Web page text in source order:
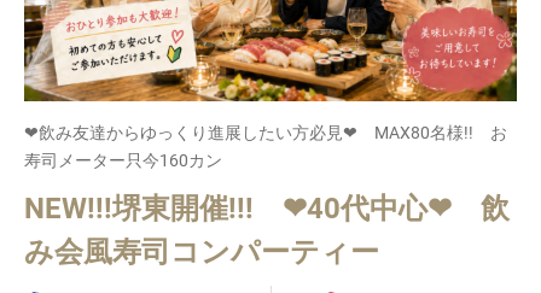
❤飲み友達からゆっくり進展したい方必見❤ MAX80名様!! お
寿司メーター只今160カン
NEW!!!堺東開催!!! ❤40代中心❤ 飲
み会風寿司コンパーティー